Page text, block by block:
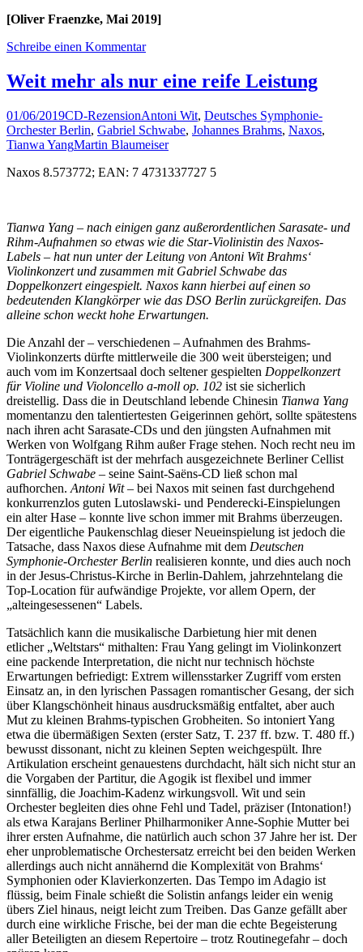
[Oliver Fraenzke, Mai 2019]
Schreibe einen Kommentar
Weit mehr als nur eine reife Leistung
01/06/2019CD-RezensionAntoni Wit, Deutsches Symphonie-
Orchester Berlin, Gabriel Schwabe, Johannes Brahms, Naxos,
Tianwa YangMartin Blaumeiser
Naxos 8.573772; EAN: 7 4731337727 5
Tianwa Yang – nach einigen ganz außerordentlichen Sarasate- und
Rihm-Aufnahmen so etwas wie die Star-Violinistin des Naxos-
Labels – hat nun unter der Leitung von Antoni Wit Brahms‘
Violinkonzert und zusammen mit Gabriel Schwabe das
Doppelkonzert eingespielt. Naxos kann hierbei auf einen so
bedeutenden Klangkörper wie das DSO Berlin zurückgreifen. Das
alleine schon weckt hohe Erwartungen.
Die Anzahl der – verschiedenen – Aufnahmen des Brahms-
Violinkonzerts dürfte mittlerweile die 300 weit übersteigen; und
auch vom im Konzertsaal doch seltener gespielten Doppelkonzert
für Violine und Violoncello a-moll op. 102 ist sie sicherlich
dreistellig. Dass die in Deutschland lebende Chinesin Tianwa Yang
momentanzu den talentiertesten Geigerinnen gehört, sollte spätestens
nach ihren acht Sarasate-CDs und den jüngsten Aufnahmen mit
Werken von Wolfgang Rihm außer Frage stehen. Noch recht neu im
Tonträgergeschäft ist der mehrfach ausgezeichnete Berliner Cellist
Gabriel Schwabe – seine Saint-Saëns-CD ließ schon mal
aufhorchen. Antoni Wit– bei Naxos mit seinen fast durchgehend
konkurrenzlos guten Lutoslawski- und Penderecki-Einspielungen
ein alter Hase – konnte live schon immer mit Brahms überzeugen.
Der eigentliche Paukenschlag dieser Neueinspielung ist jedoch die
Tatsache, dass Naxos diese Aufnahme mit dem Deutschen
Symphonie-Orchester Berlin realisieren konnte, und dies auch noch
in der Jesus-Christus-Kirche in Berlin-Dahlem, jahrzehntelang die
Top-Location für aufwändige Projekte, vor allem Opern, der
„alteingesessenen“ Labels.
Tatsächlich kann die musikalische Darbietung hier mit denen
etlicher „Weltstars“ mithalten: Frau Yang gelingt im Violinkonzert
eine packende Interpretation, die nicht nur technisch höchste
Erwartungen befriedigt: Extrem willensstarker Zugriff vom ersten
Einsatz an, in den lyrischen Passagen romantischer Gesang, der sich
über Klangschönheit hinaus ausdrucksmäßig entfaltet, aber auch
Mut zu kleinen Brahms-typischen Grobheiten. So intoniert Yang
etwa die übermäßigen Sexten (erster Satz, T. 237 ff. bzw. T. 480 ff.)
bewusst dissonant, nicht zu kleinen Septen weichgespült. Ihre
Artikulation erscheint genauestens durchdacht, hält sich nicht stur an
die Vorgaben der Partitur, die Agogik ist flexibel und immer
sinnfällig, die Joachim-Kadenz wirkungsvoll. Wit und sein
Orchester begleiten dies ohne Fehl und Tadel, präziser (Intonation!)
als etwa Karajans Berliner Philharmoniker Anne-Sophie Mutter bei
ihrer ersten Aufnahme, die natürlich auch schon 37 Jahre her ist. Der
eher unproblematische Orchestersatz erreicht bei den beiden Werken
allerdings auch nicht annähernd die Komplexität von Brahms‘
Symphonien oder Klavierkonzerten. Das Tempo im Adagio ist
flüssig, beim Finale schießt die Solistin anfangs leider ein wenig
übers Ziel hinaus, neigt leicht zum Treiben. Das Ganze gefällt aber
durch eine wirkliche Frische, bei der man die echte Begeisterung
aller Beteiligten an diesem Repertoire – trotz Routinegefahr – doch